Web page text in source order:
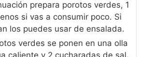
prepara porotos verdes, 1
si vas a consumir poco. Si
los puedes usar de ensalada.
verdes se ponen en una olla
caliente y 2 cucharadas de sal.